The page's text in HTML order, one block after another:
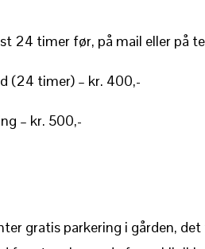
24 timer før, på mail eller på
(24 timer) – kr. 400,-
– kr. 500,-
gratis parkering i gården,